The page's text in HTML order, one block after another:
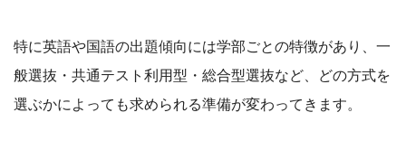
特に英語や国語の出題傾向には学部ごとの特徴があり、一
般選抜・共通テスト利用型・総合型選抜など、どの方式を
選ぶかによっても求められる準備が変わってきます。